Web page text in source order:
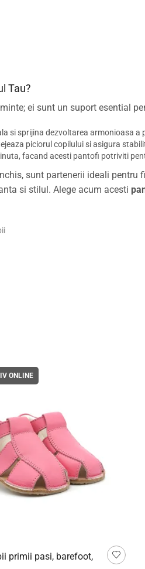
Tau?
ei sunt un suport esential
si sprijina dezvoltarea armonioasa a
piciorul copilului si asigura
facand acesti pantofi potriviti
sunt partenerii ideali
si stilul. Alege acum acesti
ONLINE
primii pasi, barefoot,